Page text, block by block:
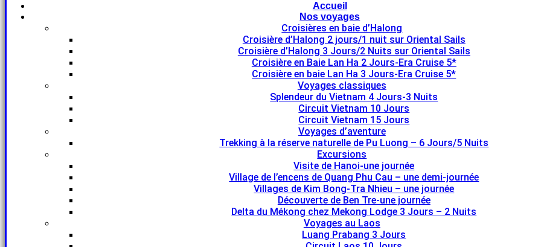
Accueil
Nos voyages
Croisières en baie d’Halong
Croisière d’Halong 2 jours/1 nuit sur Oriental Sails
Croisière d’Halong 3 Jours/2 Nuits sur Oriental Sails
Croisière en Baie Lan Ha 2 Jours-Era Cruise 5*
Croisière en baie Lan Ha 3 Jours-Era Cruise 5*
Voyages classiques
Splendeur du Vietnam 4 Jours-3 Nuits
Circuit Vietnam 10 Jours
Circuit Vietnam 15 Jours
Voyages d’aventure
Trekking à la réserve naturelle de Pu Luong – 6 Jours/5 Nuits
Excursions
Visite de Hanoi-une journée
Village de l’encens de Quang Phu Cau – une demi-journée
Villages de Kim Bong-Tra Nhieu – une journée
Découverte de Ben Tre-une journée
Delta du Mékong chez Mekong Lodge 3 Jours – 2 Nuits
Voyages au Laos
Luang Prabang 3 Jours